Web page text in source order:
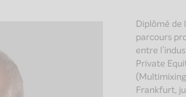
Diplômé de
parcours
entre
Private
Frankfurt,